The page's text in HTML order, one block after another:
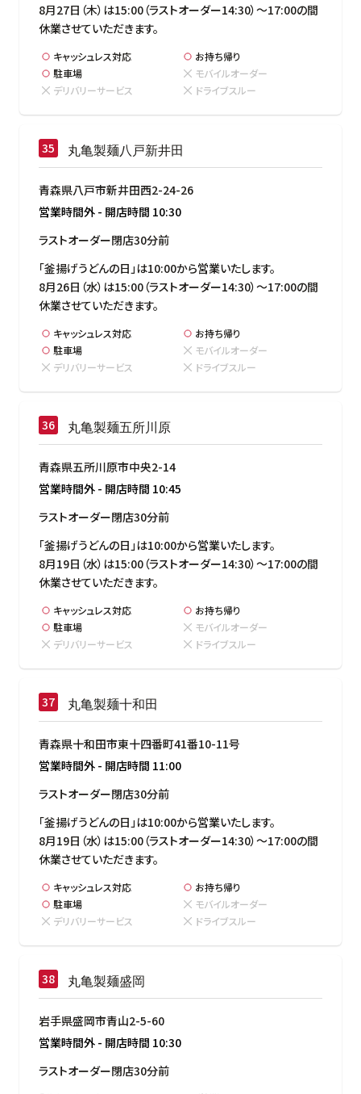
8月27日（木）は15:00（ラストオーダー14:30）～17:00の間
休業させていただきます。
キャッシュレス対応
お持ち帰り
駐車場
モバイルオーダー
デリバリーサービス
ドライブスルー
丸亀製麺八戸新井田
青森県八戸市新井田西2-24-26
営業時間外 - 開店時間 10:30
ラストオーダー閉店30分前
「釜揚げうどんの日」は10:00から営業いたします。
8月26日（水）は15:00（ラストオーダー14:30）～17:00の間
休業させていただきます。
キャッシュレス対応
お持ち帰り
駐車場
モバイルオーダー
デリバリーサービス
ドライブスルー
丸亀製麺五所川原
青森県五所川原市中央2-14
営業時間外 - 開店時間 10:45
ラストオーダー閉店30分前
「釜揚げうどんの日」は10:00から営業いたします。
8月19日（水）は15:00（ラストオーダー14:30）～17:00の間
休業させていただきます。
キャッシュレス対応
お持ち帰り
駐車場
モバイルオーダー
デリバリーサービス
ドライブスルー
丸亀製麺十和田
青森県十和田市東十四番町41番10-11号
営業時間外 - 開店時間 11:00
ラストオーダー閉店30分前
「釜揚げうどんの日」は10:00から営業いたします。
8月19日（水）は15:00（ラストオーダー14:30）～17:00の間
休業させていただきます。
キャッシュレス対応
お持ち帰り
駐車場
モバイルオーダー
デリバリーサービス
ドライブスルー
丸亀製麺盛岡
岩手県盛岡市青山2-5-60
営業時間外 - 開店時間 10:30
ラストオーダー閉店30分前